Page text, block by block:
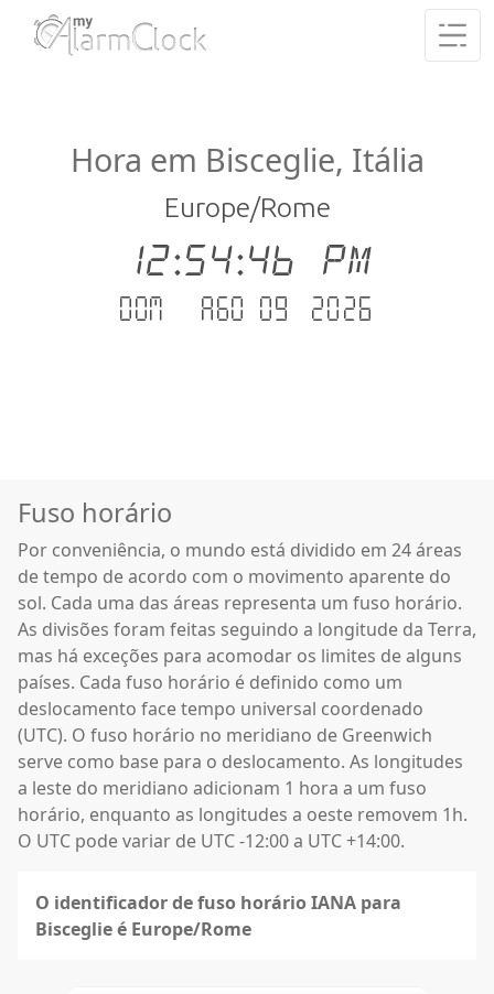
Hora em Bisceglie, Itália
Europe/Rome
12:54:47 PM
Dom - Ago 09 .2026
Fuso horário
Por conveniência, o mundo está dividido em 24 áreas
de tempo de acordo com o movimento aparente do
sol. Cada uma das áreas representa um fuso horário.
As divisões foram feitas seguindo a longitude da Terra,
mas há exceções para acomodar os limites de alguns
países. Cada fuso horário é definido como um
deslocamento face tempo universal coordenado
(UTC). O fuso horário no meridiano de Greenwich
serve como base para o deslocamento. As longitudes
a leste do meridiano adicionam 1 hora a um fuso
horário, enquanto as longitudes a oeste removem 1h.
O UTC pode variar de UTC -12:00 a UTC +14:00.
O identificador de fuso horário IANA para
Bisceglie é Europe/Rome